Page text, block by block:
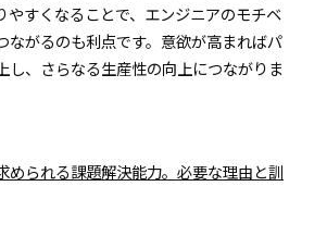
やすくなることで、エンジニアのモチベ
ながるのも利点です。意欲が高まればパ
し、さらなる生産性の向上につながりま
められる課題解決能力。必要な理由と訓